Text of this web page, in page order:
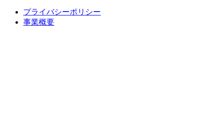
プライバシーポリシー
事業概要